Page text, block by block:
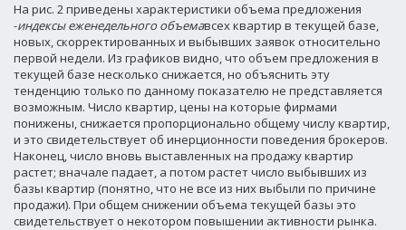
На рис. 2 приведены характеристики объема предложения
-индексы еженедельного объемавсех квартир в текущей базе,
новых, скорректированных и выбывших заявок относительно
первой недели. Из графиков видно, что объем предложения в
текущей базе несколько снижается, но объяснить эту
тенденцию только по данному показателю не представляется
возможным. Число квартир, цены на которые фирмами
понижены, снижается пропорционально общему числу квартир,
и это свидетельствует об инерционности поведения брокеров.
Наконец, число вновь выставленных на продажу квартир
растет; вначале падает, а потом растет число выбывших из
базы квартир (понятно, что не все из них выбыли по причине
продажи). При общем снижении объема текущей базы это
свидетельствует о некотором повышении активности рынка.